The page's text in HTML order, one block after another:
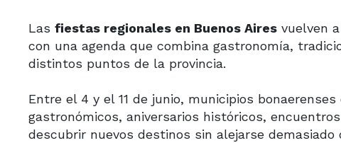
Las fiestas regionales en Buenos Aires vuelven
con una agenda que combina gastronomía,
distintos puntos de la provincia.
Entre el 4 y el 11 de junio, municipios
gastronómicos, aniversarios históricos,
descubrir nuevos destinos sin alejarse demasiado